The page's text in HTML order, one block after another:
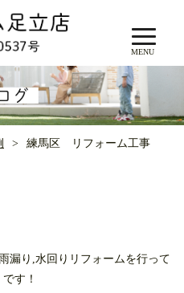
MENU
グ
練馬区 リフォーム工事
漏り,水回りリフォームを行って
す！